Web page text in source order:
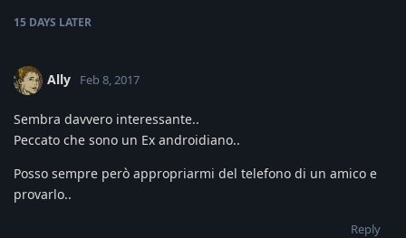
15 DAYS LATER
Ally Feb 8, 2017
Sembra davvero interessante..
Peccato che sono un Ex androidiano..
Posso sempre però appropriarmi del telefono di un amico e
provarlo..
Reply